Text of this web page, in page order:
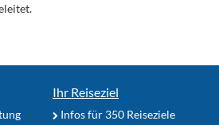
Ihr Reiseziel
Infos für 350 Reiseziele